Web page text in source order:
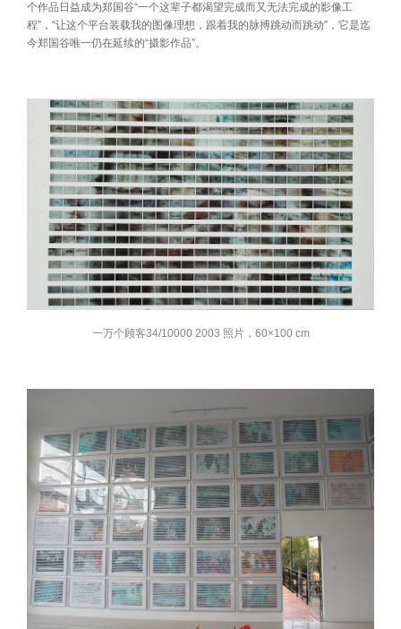
个作品日益成为郑国谷“一个这辈子都渴望完成而又无法完成的影像工
程”，“让这个平台装载我的图像理想，跟着我的脉搏跳动而跳动”，它是迄
今郑国谷唯一仍在延续的“摄影作品”。
一万个顾客34/10000 2003 照片，60×100 cm